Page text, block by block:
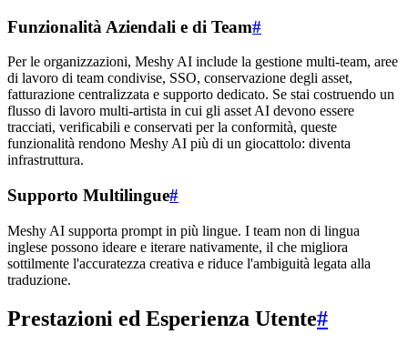
Funzionalità Aziendali e di Team#
Per le organizzazioni, Meshy AI include la gestione multi-team, aree
di lavoro di team condivise, SSO, conservazione degli asset,
fatturazione centralizzata e supporto dedicato. Se stai costruendo un
flusso di lavoro multi-artista in cui gli asset AI devono essere
tracciati, verificabili e conservati per la conformità, queste
funzionalità rendono Meshy AI più di un giocattolo: diventa
infrastruttura.
Supporto Multilingue#
Meshy AI supporta prompt in più lingue. I team non di lingua
inglese possono ideare e iterare nativamente, il che migliora
sottilmente l'accuratezza creativa e riduce l'ambiguità legata alla
traduzione.
Prestazioni ed Esperienza Utente#